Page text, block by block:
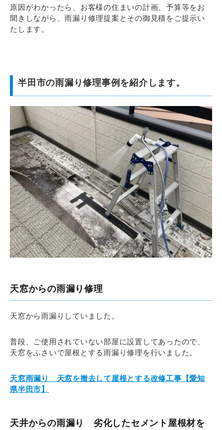
原因がわかったら、お客様の住まいの計画、予算等をお
聞きしながら、雨漏り修理提案とその御見積をご提示い
たします。
半田市の雨漏り修理事例を紹介します。
天窓からの雨漏り修理
天窓から雨漏りしていました。
普段、ご使用されていない部屋に設置してあったので、
天窓をふさいで屋根とする雨漏り修理を行いました。
天窓雨漏り 天窓を撤去して屋根とする改修工事【愛知
県半田市】
天井からの雨漏り 劣化したセメント屋根材を